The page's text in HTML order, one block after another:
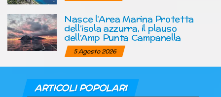
Nasce l’Area Marina Protetta
dell’isola azzurra, il plauso
dell’Amp Punta Campanella
5 Agosto 2026
ARTICOLI POPOLARI